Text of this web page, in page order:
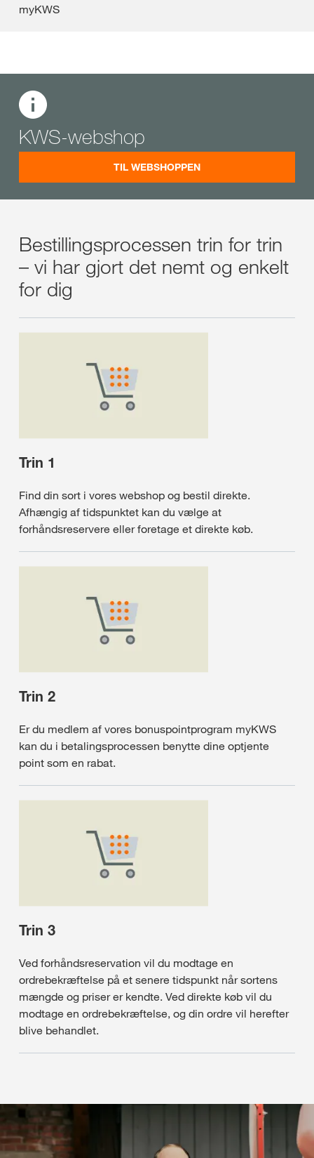
myKWS
KWS-webshop
TIL WEBSHOPPEN
Bestillingsprocessen trin for trin
– vi har gjort det nemt og enkelt
for dig
Trin 1
Find din sort i vores webshop og bestil direkte.
Afhængig af tidspunktet kan du vælge at
forhåndsreservere eller foretage et direkte køb.
Trin 2
Er du medlem af vores bonuspointprogram myKWS
kan du i betalingsprocessen benytte dine optjente
point som en rabat.
Trin 3
Ved forhåndsreservation vil du modtage en
ordrebekræftelse på et senere tidspunkt når sortens
mængde og priser er kendte. Ved direkte køb vil du
modtage en ordrebekræftelse, og din ordre vil herefter
blive behandlet.